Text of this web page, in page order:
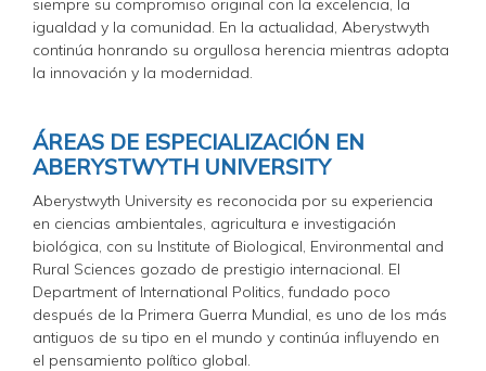
siempre su compromiso original con la excelencia, la
igualdad y la comunidad. En la actualidad, Aberystwyth
continúa honrando su orgullosa herencia mientras adopta
la innovación y la modernidad.
ÁREAS DE ESPECIALIZACIÓN EN
ABERYSTWYTH UNIVERSITY
Aberystwyth University es reconocida por su experiencia
en ciencias ambientales, agricultura e investigación
biológica, con su Institute of Biological, Environmental and
Rural Sciences gozado de prestigio internacional. El
Department of International Politics, fundado poco
después de la Primera Guerra Mundial, es uno de los más
antiguos de su tipo en el mundo y continúa influyendo en
el pensamiento político global.